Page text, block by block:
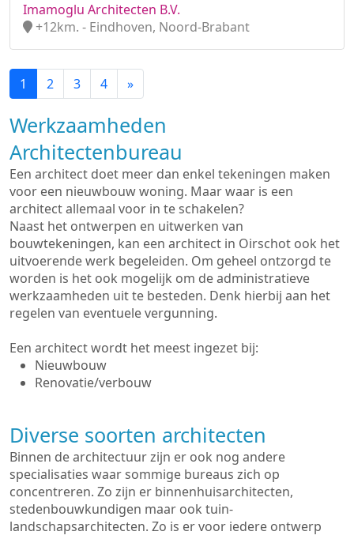
Imamoglu Architecten B.V.
+12km. - Eindhoven, Noord-Brabant
1 2 3 4 »
Werkzaamheden
Architectenbureau
Een architect doet meer dan enkel tekeningen maken
voor een nieuwbouw woning. Maar waar is een
architect allemaal voor in te schakelen?
Naast het ontwerpen en uitwerken van
bouwtekeningen, kan een architect in Oirschot ook het
uitvoerende werk begeleiden. Om geheel ontzorgd te
worden is het ook mogelijk om de administratieve
werkzaamheden uit te besteden. Denk hierbij aan het
regelen van eventuele vergunning.
Een architect wordt het meest ingezet bij:
Nieuwbouw
Renovatie/verbouw
Diverse soorten architecten
Binnen de architectuur zijn er ook nog andere
specialisaties waar sommige bureaus zich op
concentreren. Zo zijn er binnenhuisarchitecten,
stedenbouwkundigen maar ook tuin-
landschapsarchitecten. Zo is er voor iedere ontwerp